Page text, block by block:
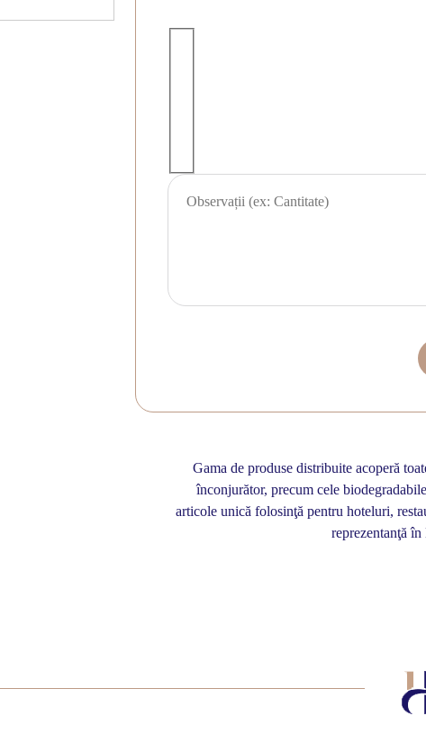
Gama de produse distribuite acoperă
înconjurător, precum cele
articole unică folosinţă pentru hoteluri,
reprezentanţă